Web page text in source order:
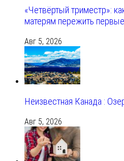
«Четвёртый триместр»:
матерям пережить
Авг 5, 2026
Неизвестная Канада :
Авг 5, 2026